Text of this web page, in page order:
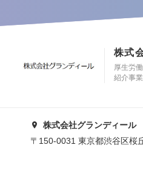
株式
厚生労
紹介事
株式会社グランディール
〒150-0031 東京都渋谷区桜